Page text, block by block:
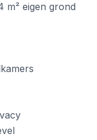
m² eigen grond